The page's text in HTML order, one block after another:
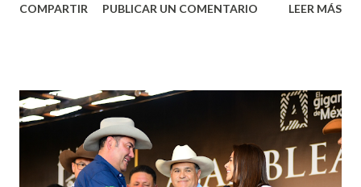
municipal, Leo Montañez dio inicio al programa
Corazón Urbano y el Municipio capital. Leo Montañez
informó que en este programa se usarán cerca de 90 mil
metros cuadrados de pintura, para dar inicio en la calle
Nieto, entre Jesús F. Elizondo y la calle 22 de Octubre, con
COMPARTIR PUBLICAR UN COMENTARIO LEER MÁS